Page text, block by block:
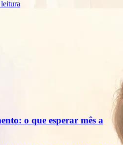
o que esperar mês a